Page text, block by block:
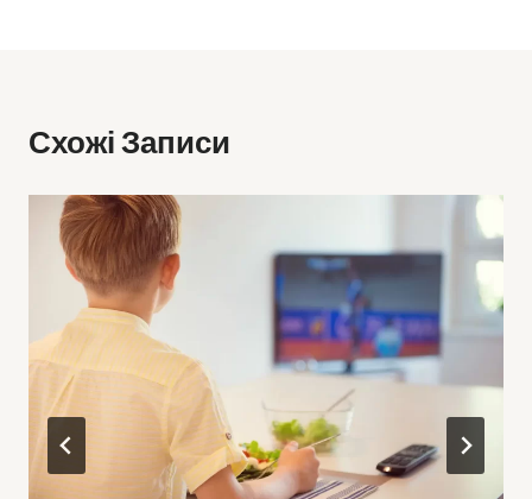
Схожі Записи